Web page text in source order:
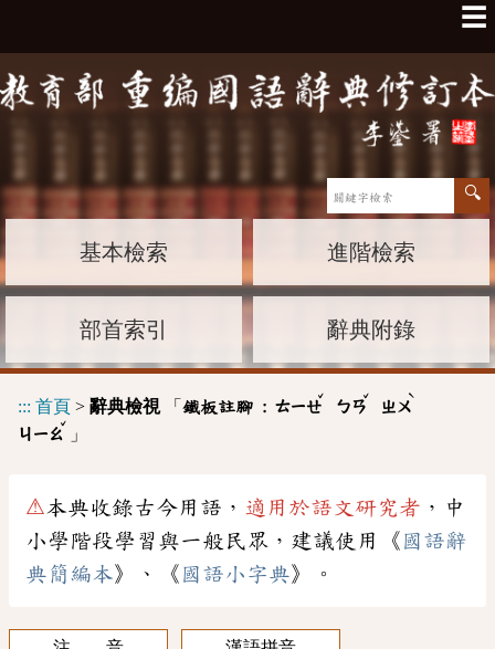
☰
基本檢索 進階檢索
部首索引 辭典附錄
::: 首頁 > 辭典檢視「 鐵板註腳 : ㄊㄧㄝ
ˇ
ㄅㄢ
ˇ
ㄓㄨ
ˋ
ㄐㄧㄠ
ˇ
」
⚠本典收錄古今用語， 適用於語文研究者 ，中
小學階段學習與一般民眾，建議使用《 國語辭
典簡編本》、《 國語小字典》。